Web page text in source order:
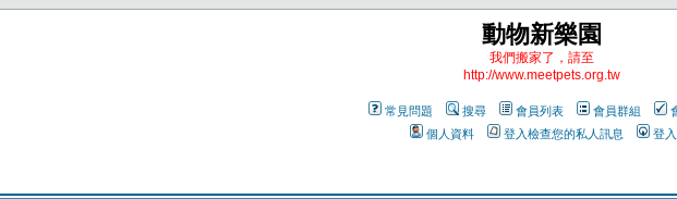
動物新樂園
我們搬家了，請至
http://www.meetpets.org.tw
常見問題 搜尋 會員列表 會員群組
個人資料
登入檢查您的私人訊息 登入